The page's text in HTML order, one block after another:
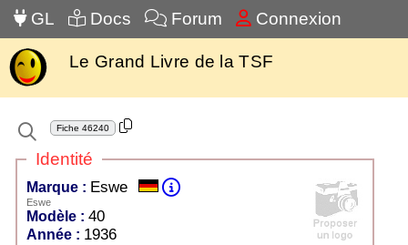
GL Docs Forum Connexion
Le Grand Livre de la TSF
Fiche 46240
Identité
Marque : Eswe
Eswe
Modèle : 40
Année : 1936